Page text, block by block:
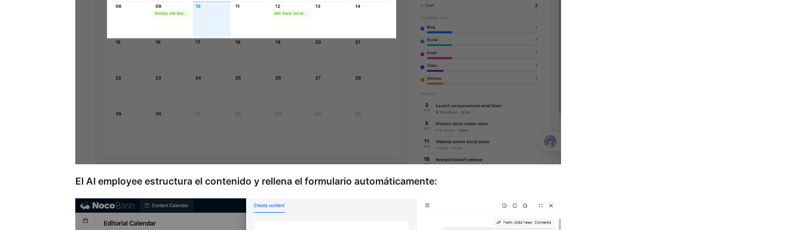
El AI employee estructura el contenido y rellena el formulario automáticamente: